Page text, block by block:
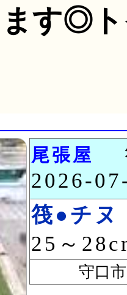
す◎
尾張屋
2026-
筏●チヌ
25～
守口市